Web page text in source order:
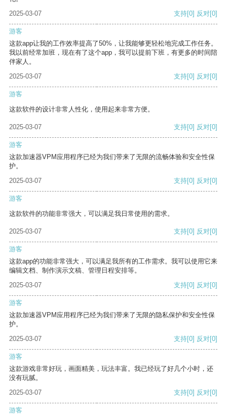
2025-03-07
支持[0] 反对[0]
游客
这款app让我的工作效率提高了50%，让我能够更轻松地完成工作任务。
我以前经常加班，现在有了这个app，我可以提前下班，有更多的时间陪
伴家人。
2025-03-07
支持[0] 反对[0]
游客
这款软件的设计非常人性化，使用起来非常方便。
2025-03-07 支持[0] 反对[0]
游客
这款加速器VPM应用程序已经为我们带来了无限的流畅体验和安全性保
护。
2025-03-07
支持[0] 反对[0]
游客
这款软件的功能非常强大，可以满足我日常使用的需求。
2025-03-07 支持[0] 反对[0]
游客
这款app的功能非常强大，可以满足我所有的工作需求。我可以使用它来
编辑文档、制作演示文稿、管理日程安排等。
2025-03-07
支持[0] 反对[0]
游客
这款加速器VPM应用程序已经为我们带来了无限的隐私保护和安全性保
护。
2025-03-07
支持[0] 反对[0]
游客
这款游戏非常好玩，画面精美，玩法丰富。我已经玩了好几个小时，还
没有玩腻。
2025-03-07
支持[0] 反对[0]
游客